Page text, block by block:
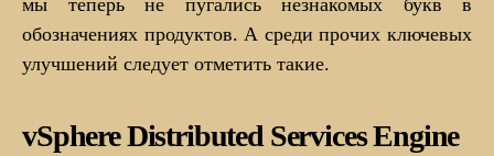
обозначениях продуктов. А среди прочих ключевых
улучшений следует отметить такие.
vSphere Distributed Services Engine